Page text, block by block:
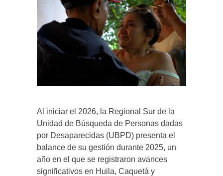
Al iniciar el 2026, la Regional Sur de la
Unidad de Búsqueda de Personas dadas
por Desaparecidas (UBPD) presenta el
balance de su gestión durante 2025, un
año en el que se registraron avances
significativos en Huila, Caquetá y